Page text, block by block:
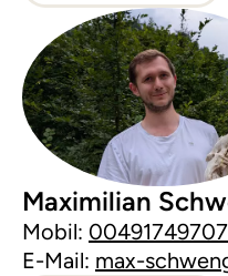
Maximilian
Mobil:
E-Mail: max-